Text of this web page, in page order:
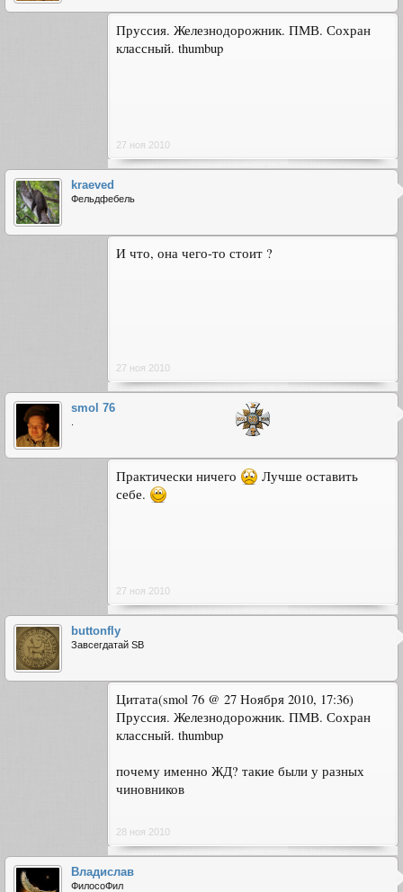
Пруссия. Железнодорожник. ПМВ. Сохран
классный. thumbup
27 ноя 2010
kraeved
Фельдфебель
И что, она чего-то стоит ?
27 ноя 2010
smol 76
Практически ничего
Лучше оставить
себе.
27 ноя 2010
buttonfly
Завсегдатай SB
Цитата(smol 76 @ 27 Ноября 2010, 17:36)
Пруссия. Железнодорожник. ПМВ. Сохран
классный. thumbup
почему именно ЖД? такие были у разных
чиновников
28 ноя 2010
Владислав
ФилосоФил